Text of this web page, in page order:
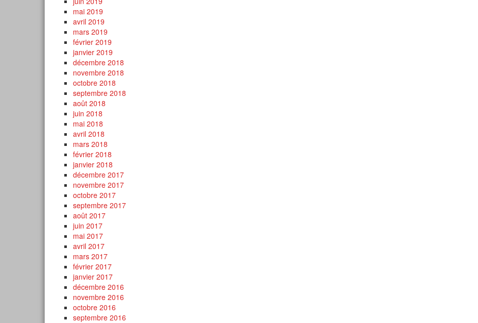
mai 2019
avril 2019
mars 2019
février 2019
janvier 2019
décembre 2018
novembre 2018
octobre 2018
septembre 2018
août 2018
juin 2018
mai 2018
avril 2018
mars 2018
février 2018
janvier 2018
décembre 2017
novembre 2017
octobre 2017
septembre 2017
août 2017
juin 2017
mai 2017
avril 2017
mars 2017
février 2017
janvier 2017
décembre 2016
novembre 2016
octobre 2016
septembre 2016